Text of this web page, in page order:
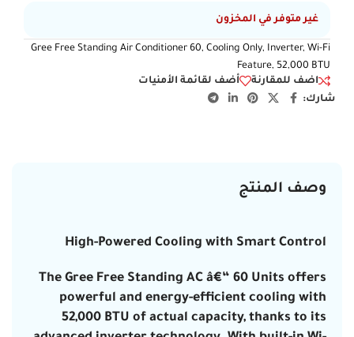
غير متوفر في المخزون
Gree Free Standing Air Conditioner 60, Cooling Only, Inverter, Wi-Fi
Feature, 52,000 BTU
اضف للمقارنة
أضف لقائمة الأمنيات
شارك:
وصف المنتج
High-Powered Cooling with Smart Control
The Gree Free Standing AC â€“ 60 Units offers
powerful and energy-efficient cooling with
52,000 BTU of actual capacity, thanks to its